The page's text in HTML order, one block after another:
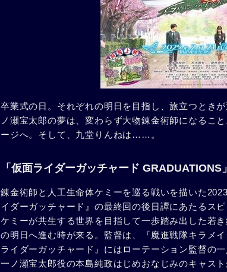
卒業式の日。それぞれの明日を目指し、旅立つとき
ノ瀬宝太郎の夢は、変わらず大物錬金術師になるこ
ージへ。そして、九堂りんねは……。
「仮面ライダーガッチャード GRADUATIONS
錬金術師と人工生命体ケミーを巡る戦いを描いた
イダーガッチャード』の最終回の後日譚にあたるス
ケミーが共生する世界を目指して一歩踏み出した若
の明日へ進む時が来る。監督は、『魔進戦隊キラメ
ライダーガッチャード』にはローテーション監督の
一ノ瀬宝太郎役の本島純政はじめおなじみのキャス